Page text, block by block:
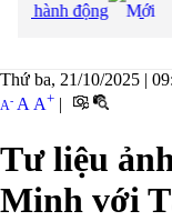
triệt Chỉ thị số 07,
Thứ ba, 21/10/2025 |
A- A A+ |
Tư liệu
Minh với